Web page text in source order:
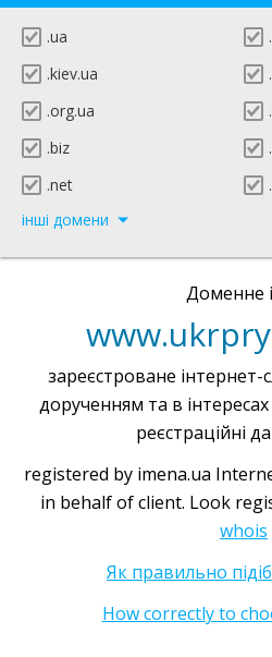
.ua
.kiev.ua
.org.ua
.biz
.net
інші домени
Доменне
зареєстроване
дорученням та в
реєстраційні
registered by imena.ua
in behalf of client. Look
whois
Як правильно
How correctly to